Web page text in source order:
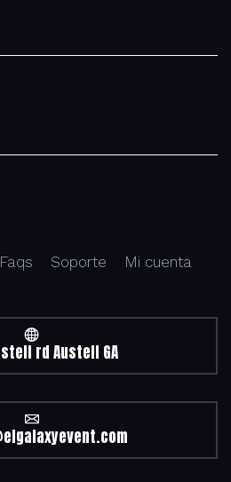
Faqs Soporte Mi cuenta
rd Austell GA